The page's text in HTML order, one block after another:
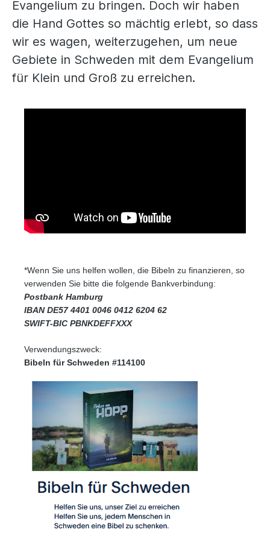
Evangelium zu bringen. Doch wir haben
die Hand Gottes so mächtig erlebt, so dass
wir es wagen, weiterzugehen, um neue
Gebiete in Schweden mit dem Evangelium
für Klein und Groß zu erreichen.
*Wenn Sie uns helfen wollen, die Bibeln zu finanzieren, so
verwenden Sie bitte die folgende Bankverbindung:
Postbank Hamburg
IBAN DE57 4401 0046 0412 6204 62
SWIFT-BIC PBNKDEFFXXX
Verwendungszweck:
Bibeln für Schweden #114100